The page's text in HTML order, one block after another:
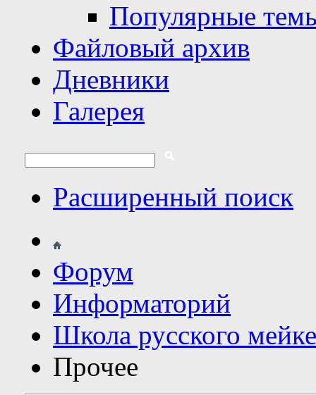
Популярные
Файловый архив
Дневники
Галерея
Расширенный поиск
Форум
Информаторий
Школа русского
Прочее